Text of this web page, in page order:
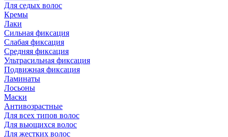
Для седых волос
Кремы
Лаки
Сильная фиксация
Слабая фиксация
Средняя фиксация
Ультрасильная фиксация
Подвижная фиксация
Ламинаты
Лосьоны
Маски
Антивозрастные
Для всех типов волос
Для вьющихся волос
Для жестких волос